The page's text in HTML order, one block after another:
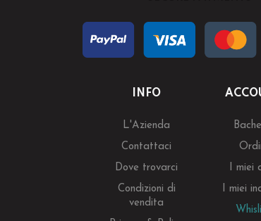
INFO
L'Azienda
Contattaci
Dove trovarci
Condizioni di
vendita
I miei
I miei